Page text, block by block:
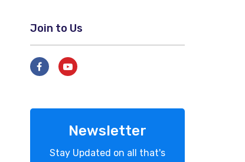
Join to Us
Newsletter
Stay Updated on all that's